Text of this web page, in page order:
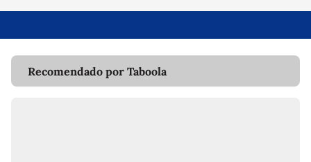
Recomendado por Taboola